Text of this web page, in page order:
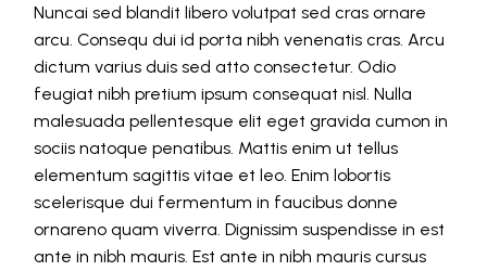
Nuncai sed blandit libero volutpat sed cras ornare
arcu. Consequ dui id porta nibh venenatis cras. Arcu
dictum varius duis sed atto consectetur. Odio
feugiat nibh pretium ipsum consequat nisl. Nulla
malesuada pellentesque elit eget gravida cumon in
sociis natoque penatibus. Mattis enim ut tellus
elementum sagittis vitae et leo. Enim lobortis
scelerisque dui fermentum in faucibus donne
ornareno quam viverra. Dignissim suspendisse in est
ante in nibh mauris. Est ante in nibh mauris cursus